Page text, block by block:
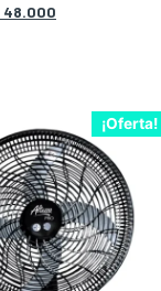
48.000
¡Oferta!